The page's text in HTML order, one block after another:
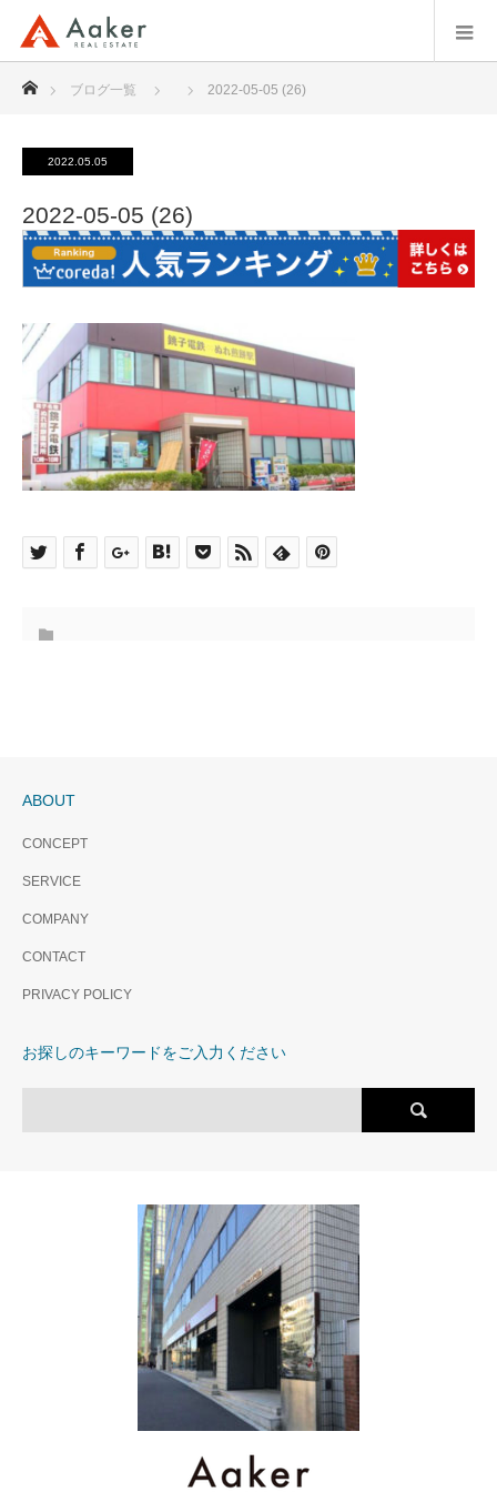
ブログ一覧 2022-05-05 (26)
2022.05.05
2022-05-05 (26)
ABOUT
CONCEPT
SERVICE
COMPANY
CONTACT
PRIVACY POLICY
お探しのキーワードをご入力ください